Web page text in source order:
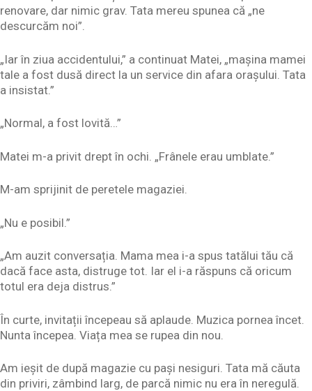
renovare, dar nimic grav. Tata mereu spunea că „ne
descurcăm noi”.
„Iar în ziua accidentului,” a continuat Matei, „mașina mamei
tale a fost dusă direct la un service din afara orașului. Tata
a insistat.”
„Normal, a fost lovită…”
Matei m-a privit drept în ochi. „Frânele erau umblate.”
M-am sprijinit de peretele magaziei.
„Nu e posibil.”
„Am auzit conversația. Mama mea i-a spus tatălui tău că
dacă face asta, distruge tot. Iar el i-a răspuns că oricum
totul era deja distrus.”
În curte, invitații începeau să aplaude. Muzica pornea încet.
Nunta începea. Viața mea se rupea din nou.
Am ieșit de după magazie cu pași nesiguri. Tata mă căuta
din priviri, zâmbind larg, de parcă nimic nu era în neregulă.